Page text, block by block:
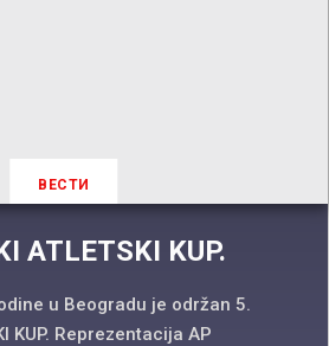
ВЕСТИ
ATLETSKI KUP.
u Beogradu je održan 5.
KUP. Reprezentacija AP